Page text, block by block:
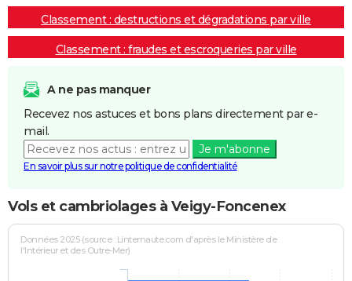
Classement : destructions et dégradations par ville
Classement : fraudes et escroqueries par ville
A ne pas manquer
Recevez nos astuces et bons plans directement par e-
mail.
Je m'abonne
En savoir plus sur notre politique de confidentialité
Vols et cambriolages à Veigy-Foncenex
Données 2025 (source : Linternaute.com d'après le Ministère de
l'Intérieur et des Outre-Mer)